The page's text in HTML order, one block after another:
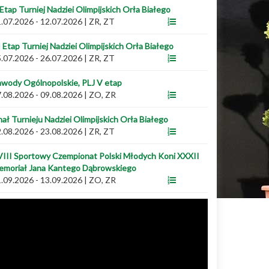
Turniej Nadziei Olimpijskich Orła Białego
- 12.07.2026 | ZR, ZT
Turniej Nadziei Olimpijskich Orła Białego
- 26.07.2026 | ZR, ZT
Ogólnopolskie, PLJ V etap
- 09.08.2026 | ZO, ZR
Turnieju Nadziei Olimpijskich Orła Białego
- 23.08.2026 | ZR, ZT
Sportowy Czempionat Polski Młodych Koni XXXII
Jana Kantego Dąbrowskiego
- 13.09.2026 | ZO, ZR